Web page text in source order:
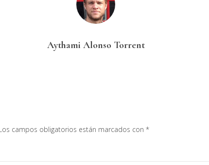
Aythami Alonso Torrent
campos obligatorios están marcados con *